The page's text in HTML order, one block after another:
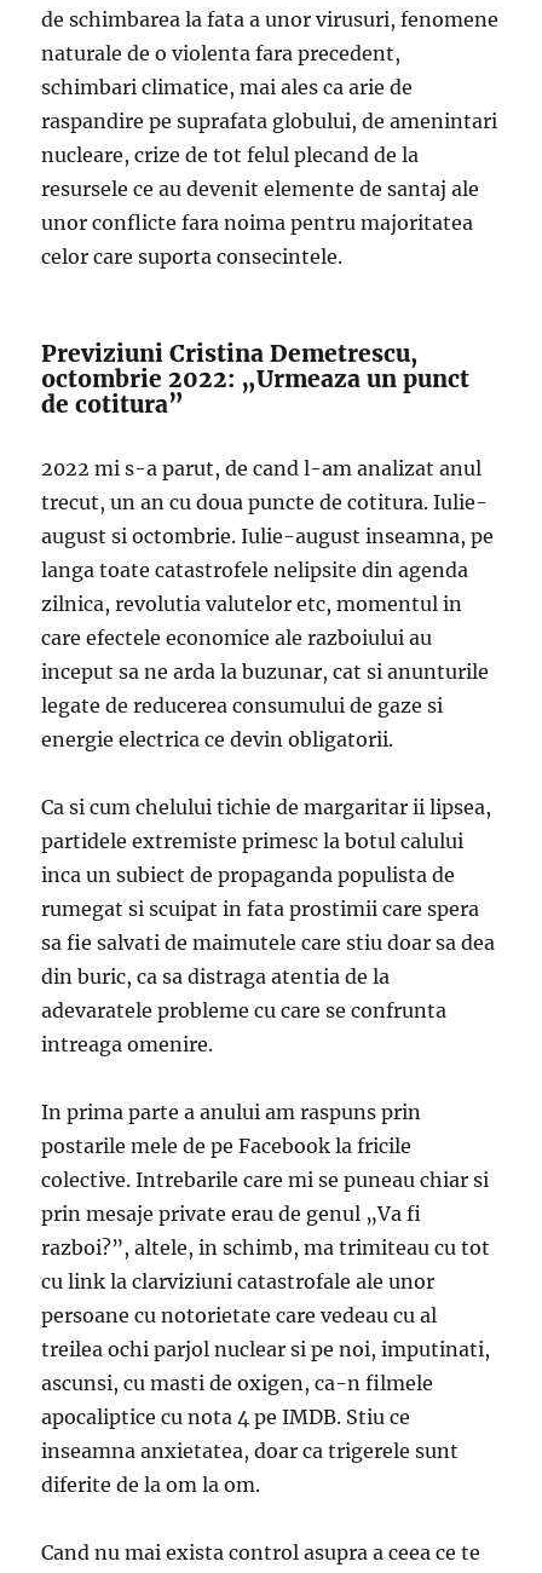
de schimbarea la fata a unor virusuri, fenomene
naturale de o violenta fara precedent,
schimbari climatice, mai ales ca arie de
raspandire pe suprafata globului, de amenintari
nucleare, crize de tot felul plecand de la
resursele ce au devenit elemente de santaj ale
unor conflicte fara noima pentru majoritatea
celor care suporta consecintele.
Previziuni Cristina Demetrescu,
octombrie 2022: „Urmeaza un punct
de cotitura”
2022 mi s-a parut, de cand l-am analizat anul
trecut, un an cu doua puncte de cotitura. Iulie-
august si octombrie. Iulie-august inseamna, pe
langa toate catastrofele nelipsite din agenda
zilnica, revolutia valutelor etc, momentul in
care efectele economice ale razboiului au
inceput sa ne arda la buzunar, cat si anunturile
legate de reducerea consumului de gaze si
energie electrica ce devin obligatorii.
Ca si cum chelului tichie de margaritar ii lipsea,
partidele extremiste primesc la botul calului
inca un subiect de propaganda populista de
rumegat si scuipat in fata prostimii care spera
sa fie salvati de maimutele care stiu doar sa dea
din buric, ca sa distraga atentia de la
adevaratele probleme cu care se confrunta
intreaga omenire.
In prima parte a anului am raspuns prin
postarile mele de pe Facebook la fricile
colective. Intrebarile care mi se puneau chiar si
prin mesaje private erau de genul „Va fi
razboi?”, altele, in schimb, ma trimiteau cu tot
cu link la clarviziuni catastrofale ale unor
persoane cu notorietate care vedeau cu al
treilea ochi parjol nuclear si pe noi, imputinati,
ascunsi, cu masti de oxigen, ca-n filmele
apocaliptice cu nota 4 pe IMDB. Stiu ce
inseamna anxietatea, doar ca trigerele sunt
diferite de la om la om.
Cand nu mai exista control asupra a ceea ce te